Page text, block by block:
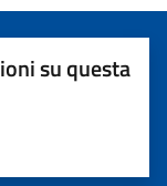
su questa